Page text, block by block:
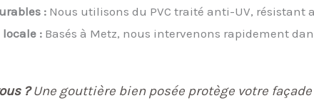
: Nous utilisons du PVC traité anti-UV, résistant
: Basés à Metz, nous intervenons rapidement
?Une gouttière bien posée protège votre